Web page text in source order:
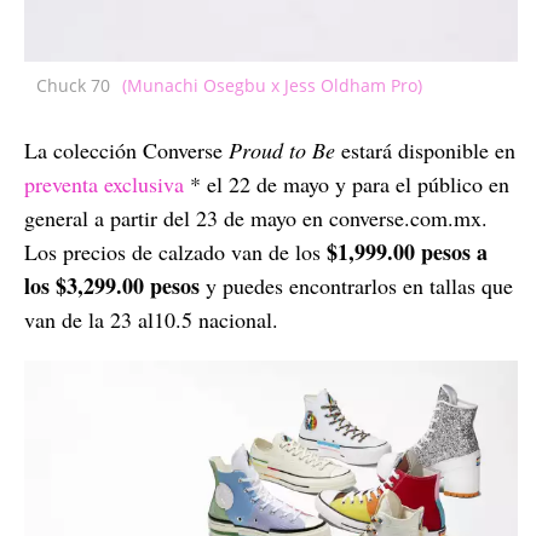
Chuck 70 (Munachi Osegbu x Jess Oldham Pro)
La colección Converse Proud to Be estará disponible en
preventa exclusiva * el 22 de mayo y para el público en
general a partir del 23 de mayo en converse.com.mx.
Los precios de calzado van de los $1,999.00 pesos a
los $3,299.00 pesos y puedes encontrarlos en tallas que
van de la 23 al10.5 nacional.